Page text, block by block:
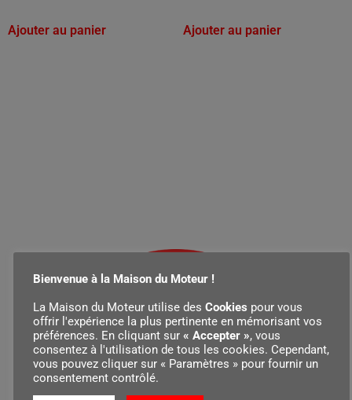
Ajouter au panier Ajouter au panier
Bienvenue à la Maison du Moteur !
La Maison du Moteur utilise des Cookies pour vous
offrir l'expérience la plus pertinente en mémorisant vos
préférences. En cliquant sur « Accepter », vous
consentez à l'utilisation de tous les cookies. Cependant,
vous pouvez cliquer sur « Paramètres » pour fournir un
consentement contrôlé.